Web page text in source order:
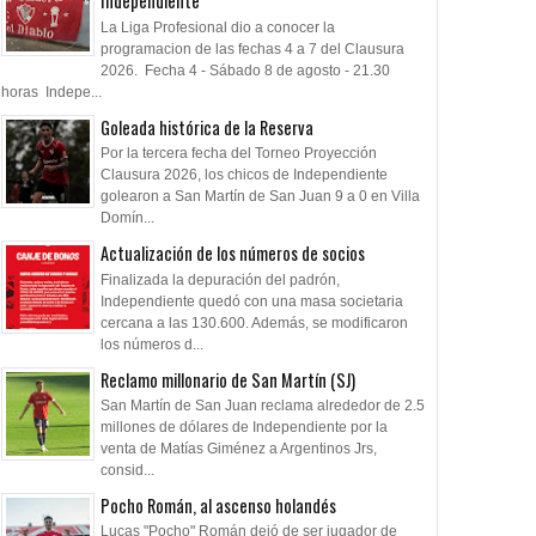
La Liga Profesional dio a conocer la
programacion de las fechas 4 a 7 del Clausura
2026. Fecha 4 - Sábado 8 de agosto - 21.30
horas Indepe...
Goleada histórica de la Reserva
Por la tercera fecha del Torneo Proyección
Clausura 2026, los chicos de Independiente
golearon a San Martín de San Juan 9 a 0 en Villa
Domín...
Actualización de los números de socios
Finalizada la depuración del padrón,
Independiente quedó con una masa societaria
cercana a las 130.600. Además, se modificaron
los números d...
Reclamo millonario de San Martín (SJ)
San Martín de San Juan reclama alrededor de 2.5
millones de dólares de Independiente por la
venta de Matías Giménez a Argentinos Jrs,
consid...
Pocho Román, al ascenso holandés
Lucas "Pocho" Román dejó de ser jugador de